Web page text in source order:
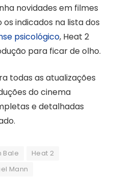
novidades em filmes
indicados na lista dos
psicológico, Heat 2
para ficar de olho.
todas as atualizações
do cinema
e detalhadas
Bale
Heat 2
Mann